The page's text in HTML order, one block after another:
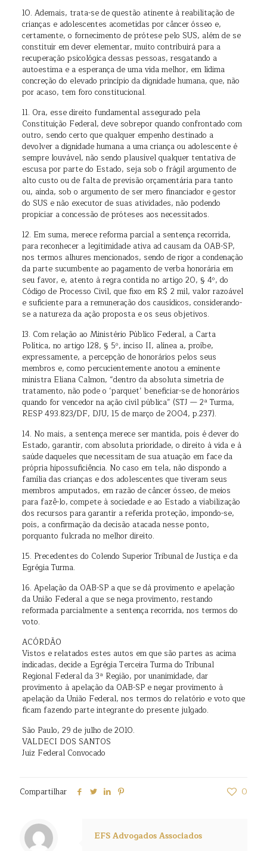
10. Ademais, trata-se de questão atinente à reabilitação de
crianças e adolescentes acometidas por câncer ósseo e,
certamente, o fornecimento de prótese pelo SUS, além de se
constituir em dever elementar, muito contribuirá para a
recuperação psicológica dessas pessoas, resgatando a
autoestima e a esperança de uma vida melhor, em lídima
concreção do elevado princípio da dignidade humana, que, não
por acaso, tem foro constitucional.
11. Ora, esse direito fundamental assegurado pela
Constituição Federal, deve sobrepor quando confrontado com
outro, sendo certo que qualquer empenho destinado a
devolver a dignidade humana a uma criança ou adolescente é
sempre louvável, não sendo plausível qualquer tentativa de
escusa por parte do Estado, seja sob o frágil argumento de
alto custo ou de falta de previsão orçamentária para tanto
ou, ainda, sob o argumento de ser mero financiador e gestor
do SUS e não executor de suas atividades, não podendo
propiciar a concessão de próteses aos necessitados.
12. Em suma, merece reforma parcial a sentença recorrida,
para reconhecer a legitimidade ativa ad causam da OAB-SP,
nos termos alhures mencionados, sendo de rigor a condenação
da parte sucumbente ao pagamento de verba honorária em
seu favor, e, atento à regra contida no artigo 20, § 4º, do
Código de Processo Civil, que fixo em R$ 2 mil, valor razoável
e suficiente para a remuneração dos causídicos, considerando-
se a natureza da ação proposta e os seus objetivos.
13. Com relação ao Ministério Público Federal, a Carta
Política, no artigo 128, § 5º, inciso II, alínea a, proíbe,
expressamente, a percepção de honorários pelos seus
membros e, como percucientemente anotou a eminente
ministra Eliana Calmon, “dentro da absoluta simetria de
tratamento, não pode o ‘parquet’ beneficiar-se de honorários
quando for vencedor na ação civil pública” (STJ — 2ª Turma,
RESP 493.823/DF, DJU, 15 de março de 2004, p.237).
14. No mais, a sentença merece ser mantida, pois é dever do
Estado, garantir, com absoluta prioridade, o direito à vida e à
saúde daqueles que necessitam de sua atuação em face da
própria hipossuficiência. No caso em tela, não dispondo a
família das crianças e dos adolescentes que tiveram seus
membros amputados, em razão de câncer ósseo, de meios
para fazê-lo, compete à sociedade e ao Estado a viabilização
dos recursos para garantir a referida proteção, impondo-se,
pois, a confirmação da decisão atacada nesse ponto,
porquanto fulcrada no melhor direito.
15. Precedentes do Colendo Superior Tribunal de Justiça e da
Egrégia Turma.
16. Apelação da OAB-SP a que se dá provimento e apelação
da União Federal a que se nega provimento, restando
reformada parcialmente a sentença recorrida, nos termos do
voto.
ACÓRDÃO
Vistos e relatados estes autos em que são partes as acima
indicadas, decide a Egrégia Terceira Turma do Tribunal
Regional Federal da 3ª Região, por unanimidade, dar
provimento à apelação da OAB-SP e negar provimento à
apelação da União Federal, nos termos do relatório e voto que
ficam fazendo parte integrante do presente julgado.
São Paulo, 29 de julho de 2010.
VALDECI DOS SANTOS
Juiz Federal Convocado
Compartilhar 0
EFS Advogados Associados